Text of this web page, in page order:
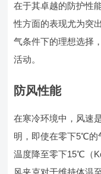
在于其卓越的防护性
性方面的表现尤为突
气条件下的理想选择
活动。
防风性能
在寒冷环境中，风速
明，即使在零下5℃的
温度降至零下15℃（
风夹克对于维持体温